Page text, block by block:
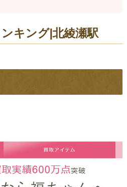
キング|北綾瀬駅